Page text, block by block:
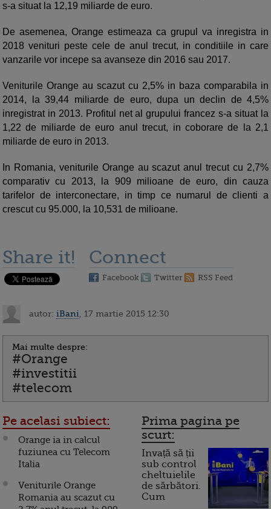
s-a situat la 12,19 miliarde de euro.
De asemenea, Orange estimeaza ca grupul va inregistra in
2018 venituri peste cele de anul trecut, in conditiile in care
vanzarile vor incepe sa avanseze din 2016 sau 2017.
Veniturile Orange au scazut cu 2,5% in baza comparabila in
2014, la 39,44 miliarde de euro, dupa un declin de 4,5%
inregistrat in 2013. Profitul net al grupului francez s-a situat la
1,22 de miliarde de euro anul trecut, in coborare de la 2,1
miliarde de euro in 2013.
In Romania, veniturile Orange au scazut anul trecut cu 2,7%
comparativ cu 2013, la 909 milioane de euro, din cauza
tarifelor de interconectare, in timp ce numarul de clienti a
crescut cu 95.000, la 10,531 de milioane.
Share it! Connect
Facebook Twitter RSS Feed
autor: iBani , 17 martie 2015 12:30
Mai multe despre:
#Orange
#investitii
#telecom
Pe acelasi subiect:
Orange ia in calcul
fuziunea cu Telecom
Italia
Veniturile Orange
Romania au scazut cu
Prima pagina pe
scurt:
Invață să ții
sub control
cheltuielile
de sărbători.
Cum